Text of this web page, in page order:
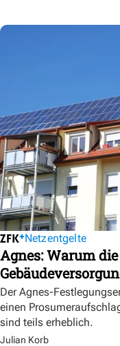
Netzentgelte
Agnes: Warum
Der Agnes-
einen
sind teils erheblich.
Julian Korb